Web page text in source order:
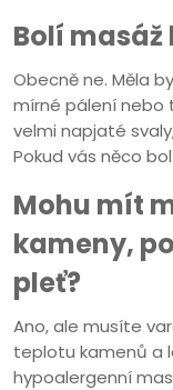
Bolí
Obecně ne. Měla
mírné pálení nebo
velmi napjaté
Pokud vás něco
Mohu mít
kameny,
pleť?
Ano, ale musíte
teplotu kamenů a
hypoalergenní